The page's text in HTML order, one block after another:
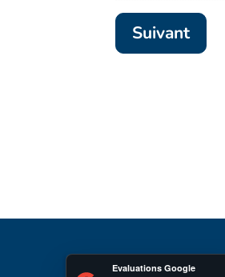
Evaluations Google